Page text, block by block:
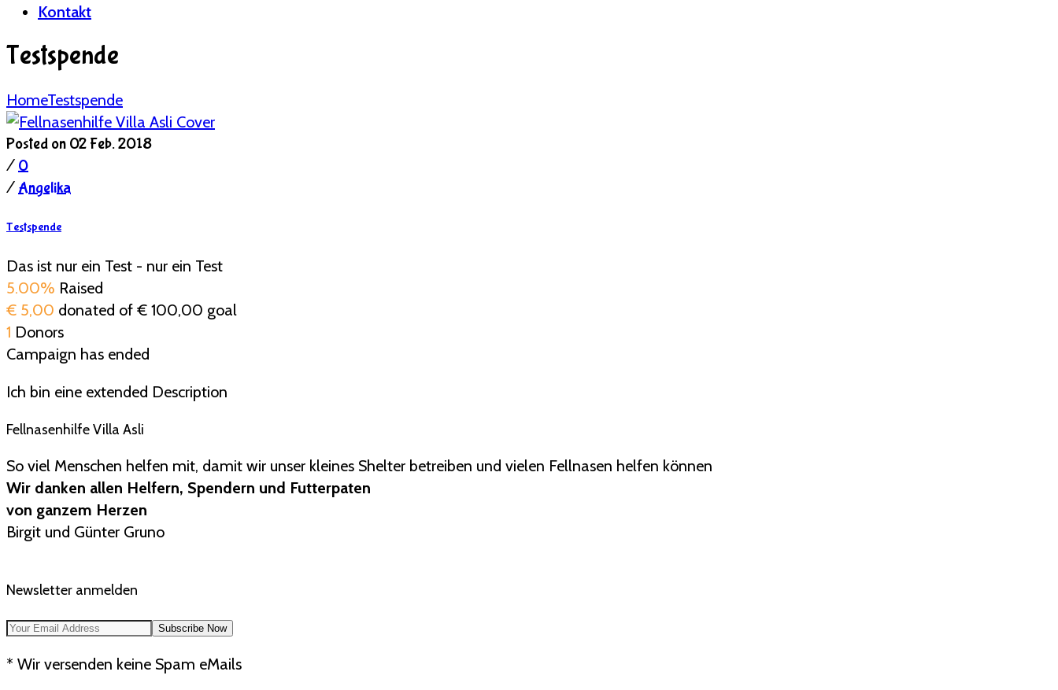
Kontakt
Testspende
HomeTestspende
Posted on 02 Feb. 2018
/ 0
/ Angelika
Testspende
Das ist nur ein Test - nur ein Test
5.00% Raised
€ 5,00 donated of € 100,00 goal
1 Donors
Campaign has ended
Ich bin eine extended Description
Fellnasenhilfe Villa Asli
So viel Menschen helfen mit, damit wir unser kleines Shelter betreiben und vielen Fellnasen helfen können
Wir danken allen Helfern, Spendern und Futterpaten
von ganzem Herzen
Birgit und Günter Gruno
Newsletter anmelden
* Wir versenden keine Spam eMails